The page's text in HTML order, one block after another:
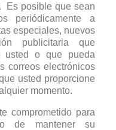
Es posible que sean
periódicamente a
especiales, nuevos
publicitaria que
usted o que pueda
correos electrónicos
usted proporcione
momento.
comprometido para
de mantener su